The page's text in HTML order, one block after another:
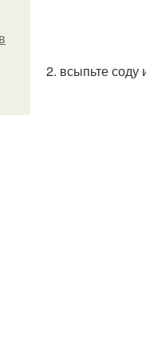
2. всыпьте